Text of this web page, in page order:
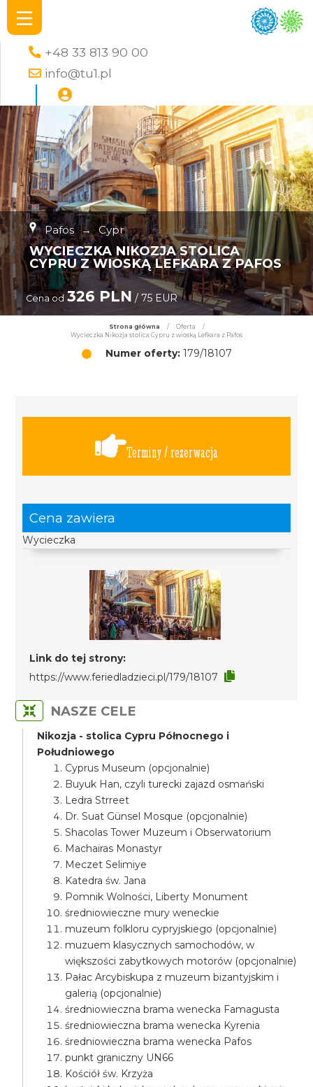
+48 33 813 90 00
info@tu1.pl
Pafos → Cypr
WYCIECZKA NIKOZJA STOLICA
CYPRU Z WIOSKĄ LEFKARA Z PAFOS
Cena od 326 PLN / 75 EUR
Strona główna / Oferta
/
Wycieczka Nikozja stolica Cypru z wioską Lefkara z Pafos
Numer oferty:179/18107
Terminy / rezerwacja
Cena zawiera
Wycieczka
Link do tej strony:
https://www.feriedladzieci.pl/179/18107
NASZE CELE
Nikozja - stolica Cypru Północnego i
Południowego
Cyprus Museum (opcjonalnie)
Buyuk Han, czyli turecki zajazd osmański
Ledra Strreet
Dr. Suat Günsel Mosque (opcjonalnie)
Shacolas Tower Muzeum i Obserwatorium
Machairas Monastyr
Meczet Selimiye
Katedra św. Jana
Pomnik Wolności, Liberty Monument
średniowieczne mury weneckie
muzeum folkloru cypryjskiego (opcjonalnie)
muzuem klasycznych samochodów, w
większości zabytkowych motorów (opcjonalnie)
Pałac Arcybiskupa z muzeum bizantyjskim i
galerią (opcjonalnie)
średniowieczna brama wenecka Famagusta
średniowieczna brama wenecka Kyrenia
średniowieczna brama wenecka Pafos
punkt graniczny UN66
Kościół św. Krzyża